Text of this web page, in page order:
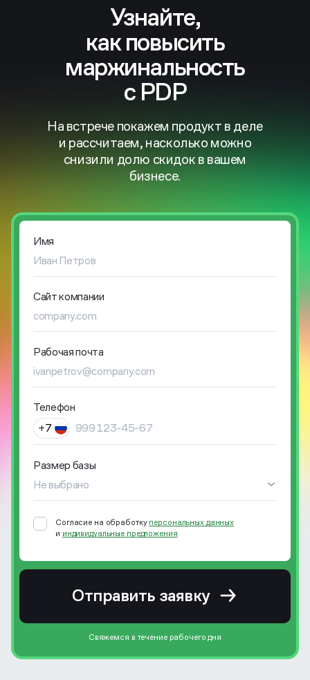
Узнайте,
как повысить
маржинальность
с PDP
На встрече покажем продукт в деле
и рассчитаем, насколько можно
снизили долю скидок в вашем
бизнесе.
Имя
Сайт компании
Рабочая почта
Телефон
Размер базы
Не выбрано
Согласие на обработкуперсональных данных
и индивидуальные предложения
Отправить заявку
Свяжемся в течение рабочего дня